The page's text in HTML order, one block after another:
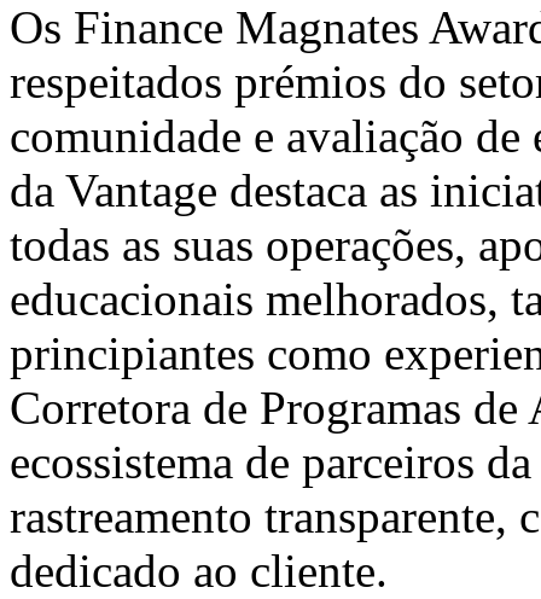
Os Finance Magnates
respeitados prémios do
comunidade e avaliação
da Vantage destaca as
todas as suas operações,
educacionais melhorados,
principiantes como
Corretora de Programas
ecossistema de parceiros
rastreamento transparente,
dedicado ao cliente.